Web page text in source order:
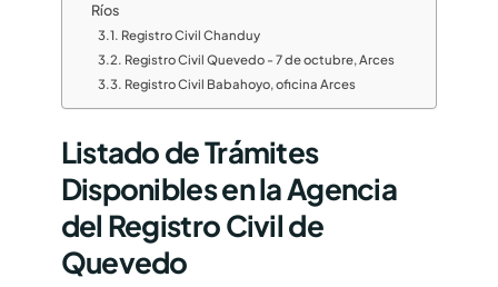
Ríos
Registro Civil Chanduy
Registro Civil Quevedo - 7 de octubre, Arces
Registro Civil Babahoyo, oficina Arces
Listado de Trámites
Disponibles en la Agencia
del Registro Civil de
Quevedo